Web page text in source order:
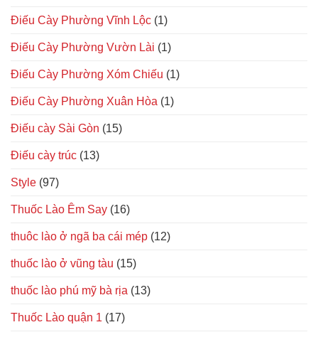
Điếu Cày Phường Vĩnh Lộc (1)
Điếu Cày Phường Vườn Lài (1)
Điếu Cày Phường Xóm Chiếu (1)
Điếu Cày Phường Xuân Hòa (1)
Điếu cày Sài Gòn (15)
Điếu cày trúc (13)
Style (97)
Thuốc Lào Êm Say (16)
thuôc lào ở ngã ba cái mép (12)
thuốc lào ở vũng tàu (15)
thuốc lào phú mỹ bà rịa (13)
Thuốc Lào quận 1 (17)